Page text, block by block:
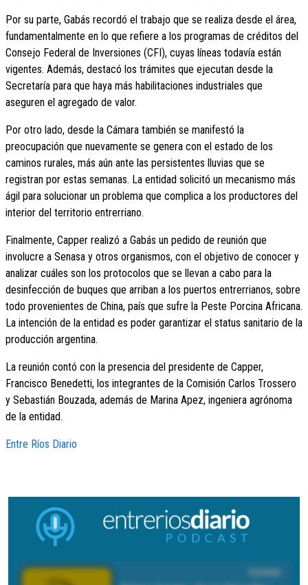
Por su parte, Gabás recordó el trabajo que se realiza desde el área,
fundamentalmente en lo que refiere a los programas de créditos del
Consejo Federal de Inversiones (CFI), cuyas líneas todavía están
vigentes. Además, destacó los trámites que ejecutan desde la
Secretaría para que haya más habilitaciones industriales que
aseguren el agregado de valor.
Por otro lado, desde la Cámara también se manifestó la
preocupación que nuevamente se genera con el estado de los
caminos rurales, más aún ante las persistentes lluvias que se
registran por estas semanas. La entidad solicitó un mecanismo más
ágil para solucionar un problema que complica a los productores del
interior del territorio entrerriano.
Finalmente, Capper realizó a Gabás un pedido de reunión que
involucre a Senasa y otros organismos, con el objetivo de conocer y
analizar cuáles son los protocolos que se llevan a cabo para la
desinfección de buques que arriban a los puertos entrerrianos, sobre
todo provenientes de China, país que sufre la Peste Porcina Africana.
La intención de la entidad es poder garantizar el status sanitario de la
producción argentina.
La reunión contó con la presencia del presidente de Capper,
Francisco Benedetti, los integrantes de la Comisión Carlos Trossero
y Sebastián Bouzada, además de Marina Apez, ingeniera agrónoma
de la entidad.
Entre Ríos Diario